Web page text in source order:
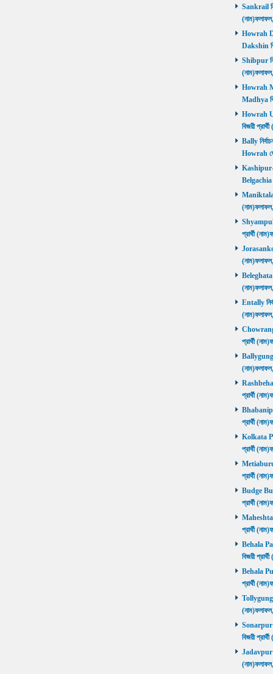
Sankrail
Howrah
Dakshin
Shibpur
Howrah
Madhya
Howrah
বিজয়ী
Bally
Howrah
Kashipur-
Belgachia
Maniktala
প্রার্থী
Jorasanko
Beleghata
Entally
প্রার্থী
Ballygunge
প্রার্থী
প্রার্থী
Kolkata
প্রার্থী
Metiaburuz
প্রার্থী
Budge
প্রার্থী
প্রার্থী
Behala
বিজয়ী
Behala
প্রার্থী
Tollygunge
Sonarpur
বিজয়ী
Jadavpur